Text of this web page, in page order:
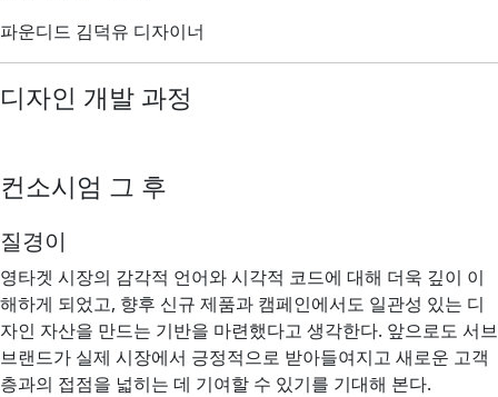
파운디드 김덕유 디자이너
디자인 개발 과정
컨소시엄 그 후
질경이
영타겟 시장의 감각적 언어와 시각적 코드에 대해 더욱 깊이 이
해하게 되었고, 향후 신규 제품과 캠페인에서도 일관성 있는 디
자인 자산을 만드는 기반을 마련했다고 생각한다. 앞으로도 서브
브랜드가 실제 시장에서 긍정적으로 받아들여지고 새로운 고객
층과의 접점을 넓히는 데 기여할 수 있기를 기대해 본다.